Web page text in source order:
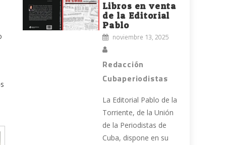
Libros en venta
de la Editorial
Pablo
noviembre 13, 2025
Redacción
Cubaperiodistas
La Editorial Pablo de la
Torriente, de la Unión
de la Periodistas de
Cuba, dispone en su